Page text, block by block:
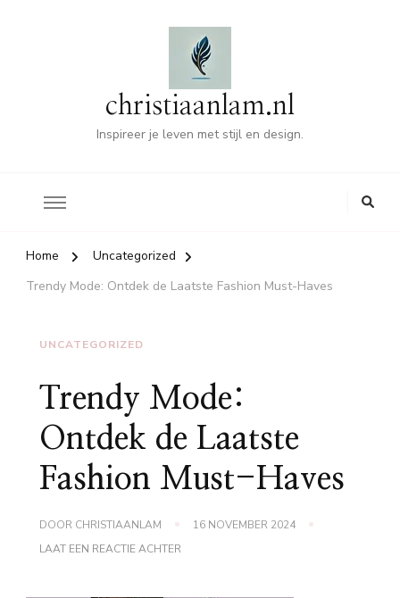
christiaanlam.nl
Inspireer je leven met stijl en design.
Home
Uncategorized
Trendy Mode: Ontdek de Laatste Fashion Must-Haves
UNCATEGORIZED
Trendy Mode:
Ontdek de Laatste
Fashion Must-Haves
DOOR CHRISTIAANLAM
16 NOVEMBER 2024
LAAT EEN REACTIE ACHTER